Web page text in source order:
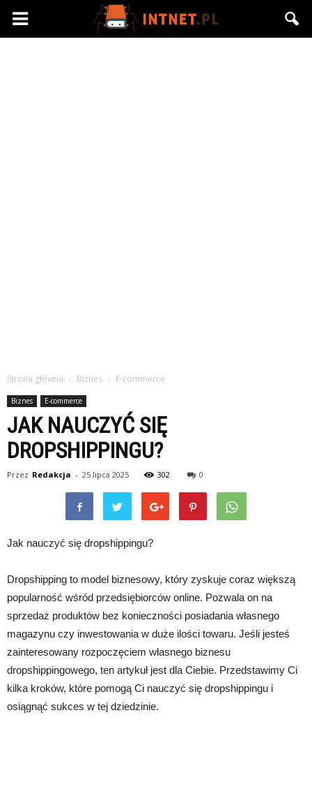
Intnet.pl
Strona główna Biznes E-commerce
Biznes E-commerce
JAK NAUCZYĆ SIĘ
DROPSHIPPINGU?
Przez Redakcja - 25 lipca 2025 302 0
Jak nauczyć się dropshippingu?
Dropshipping to model biznesowy, który zyskuje coraz większą
popularność wśród przedsiębiorców online. Pozwala on na
sprzedaż produktów bez konieczności posiadania własnego
magazynu czy inwestowania w duże ilości towaru. Jeśli jesteś
zainteresowany rozpoczęciem własnego biznesu
dropshippingowego, ten artykuł jest dla Ciebie. Przedstawimy Ci
kilka kroków, które pomogą Ci nauczyć się dropshippingu i
osiągnąć sukces w tej dziedzinie.